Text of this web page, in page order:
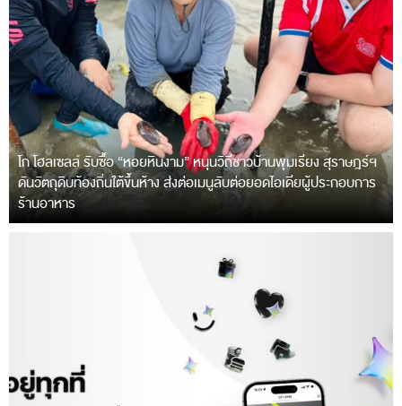
โก โฮลเซลล์ รับซื้อ “หอยหินงาม” หนุนวิถีชาวบ้านพุมเรียง สุราษฎร์ฯ
ดันวัตถุดิบท้องถิ่นใต้ขึ้นห้าง ส่งต่อเมนูลับต่อยอดไอเดียผู้ประกอบการ
ร้านอาหาร